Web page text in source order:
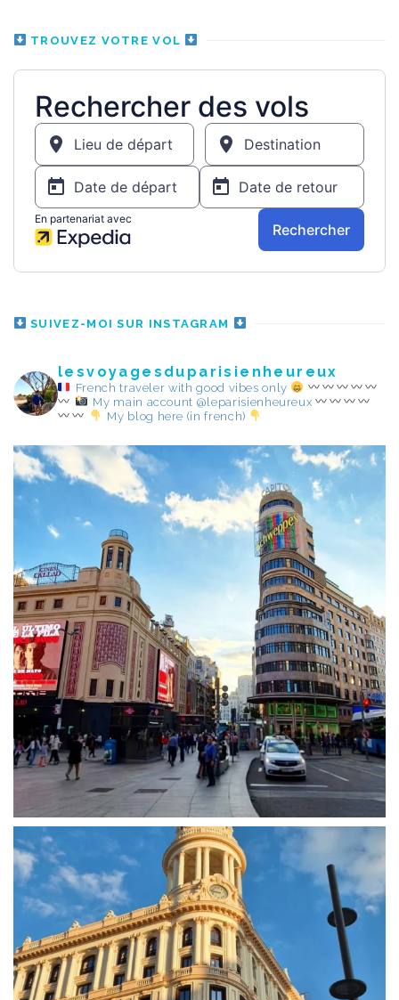
TROUVEZ VOTRE VOL
SUIVEZ-MOI SUR INSTAGRAM
lesvoyagesduparisienheureux
French traveler with good vibes only
My main account @leparisienheureux
My blog here (in french)